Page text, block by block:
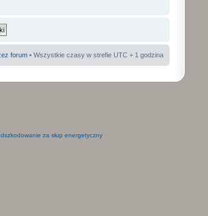
forum • Wszystkie czasy w strefie UTC + 1 godzina
za słup energetyczny